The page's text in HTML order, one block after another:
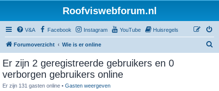
Roofviswebforum.nl
V&A Facebook Instagram YouTube Huisregels
Forumoverzicht Wie is er online
Er zijn 2 geregistreerde gebruikers en 0
verborgen gebruikers online
Er zijn 131 gasten online • Gasten weergeven